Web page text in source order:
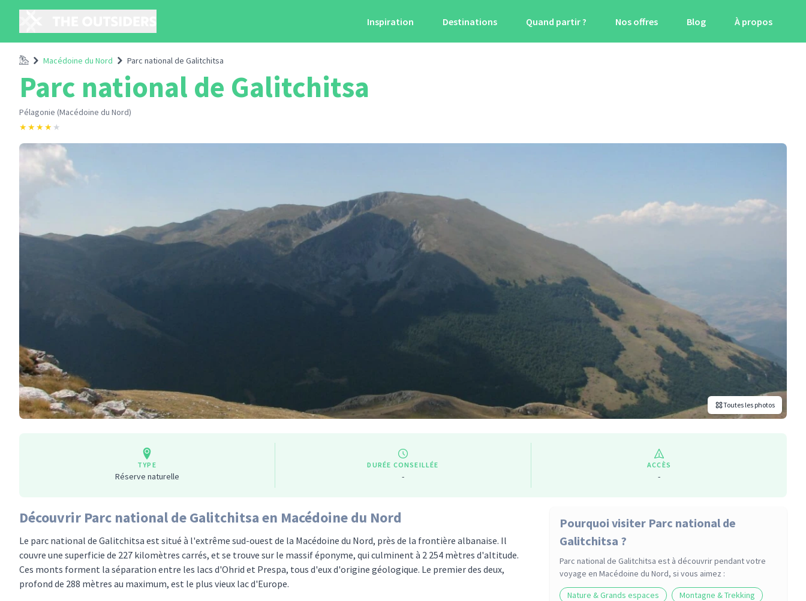
Inspiration Destinations Quand partir ? Nos offres Blog À propos
AccueilMacédoine du Nord Parc national de Galitchitsa
Parc national de Galitchitsa
Pélagonie (Macédoine du Nord)
★★★★ ★
Toutes les photos
TYPE
Réserve naturelle
DURÉE CONSEILLÉE
-
ACCÈS
-
Découvrir Parc national de Galitchitsa en Macédoine du Nord
Le parc national de Galitchitsa est situé à l'extrême sud-ouest de la Macédoine du Nord, près de la frontière albanaise. Il
couvre une superficie de 227 kilomètres carrés, et se trouve sur le massif éponyme, qui culminent à 2 254 mètres d'altitude.
Ces monts forment la séparation entre les lacs d'Ohrid et Prespa, tous d'eux d'origine géologique. Le premier des deux,
profond de 288 mètres au maximum, est le plus vieux lac d'Europe.
Pourquoi visiter Parc national de
Galitchitsa ?
Parc national de Galitchitsa est à découvrir pendant votre
voyage en Macédoine du Nord, si vous aimez :
Nature & Grands espaces
Montagne & Trekking